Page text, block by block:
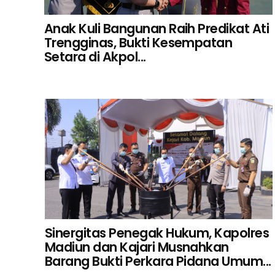
Anak Kuli Bangunan Raih Predikat Ati
Trengginas, Bukti Kesempatan
Setara di Akpol...
Sinergitas Penegak Hukum, Kapolres
Madiun dan Kajari Musnahkan
Barang Bukti Perkara Pidana Umum...